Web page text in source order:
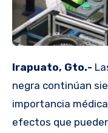
Irapuato, Gto.-
negra continúan
importancia
efectos que